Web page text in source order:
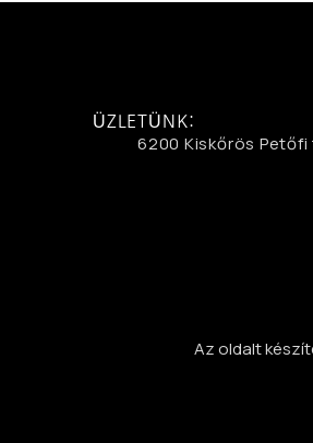
ÜZLETÜNK:
6200 Kiskőrös Petőfi
Az oldalt